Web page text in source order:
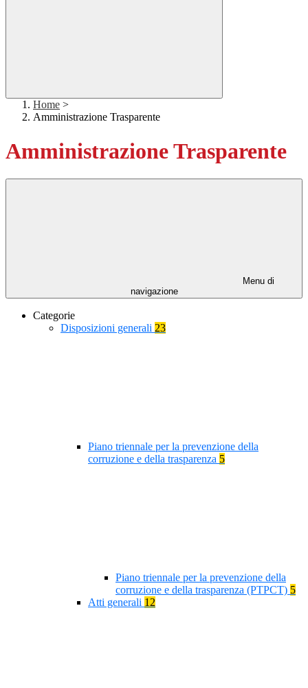
Home >
Amministrazione Trasparente
Amministrazione Trasparente
Menu di
navigazione
Categorie
Disposizioni generali 23
Piano triennale per la prevenzione della
corruzione e della trasparenza 5
Piano triennale per la prevenzione della
corruzione e della trasparenza (PTPCT) 5
Atti generali 12